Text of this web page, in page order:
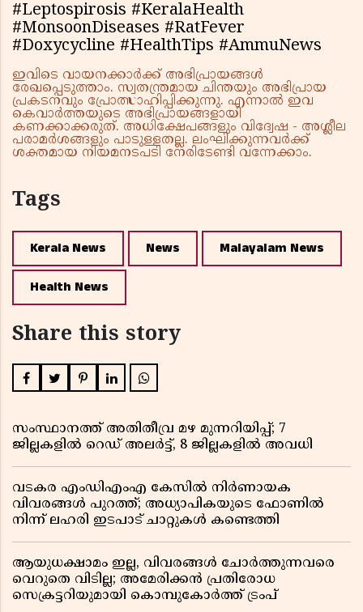
#Leptospirosis #KeralaHealth
#MonsoonDiseases #RatFever
#Doxycycline #HealthTips #AmmuNews
ഇവിടെ വായനക്കാർക്ക് അഭിപ്രായങ്ങൾ
രേഖപ്പെടുത്താം. സ്വതന്ത്രമായ ചിന്തയും അഭിപ്രായ
പ്രകടനവും പ്രോത്സാഹിപ്പിക്കുന്നു. എന്നാൽ ഇവ
കെവാർത്തയുടെ അഭിപ്രായങ്ങളായി
കണക്കാക്കരുത്. അധിക്ഷേപങ്ങളും വിദ്വേഷ - അശ്ലീല
പരാമർശങ്ങളും പാടുള്ളതല്ല. ലംഘിക്കുന്നവർക്ക്
ശക്തമായ നിയമനടപടി നേരിടേണ്ടി വന്നേക്കാം.
Tags
Kerala News News Malayalam News
Health News
Share this story
സംസ്ഥാനത്ത് അതിതീവ്ര മഴ മുന്നറിയിപ്പ്; 7
ജില്ലകളിൽ റെഡ് അലർട്ട്, 8 ജില്ലകളിൽ അവധി
വടകര എംഡിഎംഎ കേസിൽ നിർണായക
വിവരങ്ങൾ പുറത്ത്; അധ്യാപികയുടെ ഫോണിൽ
നിന്ന് ലഹരി ഇടപാട് ചാറ്റുകൾ കണ്ടെത്തി
ആയുധക്ഷാമം ഇല്ല, വിവരങ്ങൾ ചോർത്തുന്നവരെ
വെറുതെ വിടില്ല; അമേരിക്കൻ പ്രതിരോധ
സെക്രട്ടറിയുമായി കൊമ്പുകോർത്ത് ട്രംപ്